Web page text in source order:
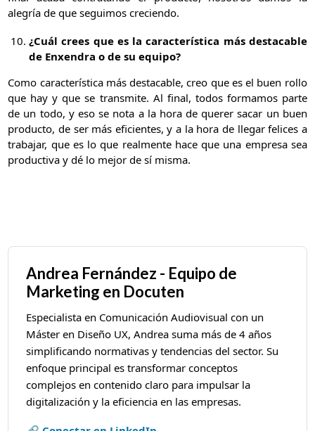
alegría de que seguimos creciendo.
¿Cuál crees que es la característica más destacable
de Enxendra o de suequipo?
Como característica más destacable, creo que es el buen rollo
que hay y que se transmite. Al final, todos formamos parte
de un todo, y eso se nota a la hora de querer sacar un buen
producto, de ser más eficientes, y a la hora de llegar felices a
trabajar, que es lo que realmente hace que una empresa sea
productiva y dé lo mejor de sí misma.
Andrea Fernández - Equipo de
Marketing en Docuten
Especialista en Comunicación Audiovisual con un
Máster en Diseño UX, Andrea suma más de 4 años
simplificando normativas y tendencias del sector. Su
enfoque principal es transformar conceptos
complejos en contenido claro para impulsar la
digitalización y la eficiencia en las empresas.